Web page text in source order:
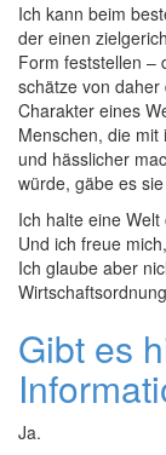
Ich kann beim
der einen
Form feststellen –
schätze von
Charakter eines
Menschen, die mit
und hässlicher
würde, gäbe es
Ich halte eine
Und ich freue mich,
Ich glaube aber
Gibt es
Ja.